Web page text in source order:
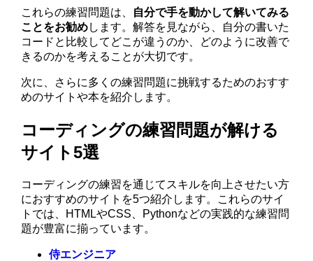
これらの練習問題は、 自分で手を動かして解いてみる
ことをお勧めします。解答を見ながら、自分の書いた
コードと比較してどこが違うのか、どのように改善で
きるのかを考えることが大切です。
次に、さらに多くの練習問題に挑戦するためのおすす
めのサイトや本を紹介します。
コーディングの練習問題が解ける
サイト5選
コーディングの練習を通じてスキルを向上させたい方
におすすめのサイトを5つ紹介します。これらのサイ
トでは、HTMLやCSS、Pythonなどの実践的な練習問
題が豊富に揃っています。
侍エンジニア